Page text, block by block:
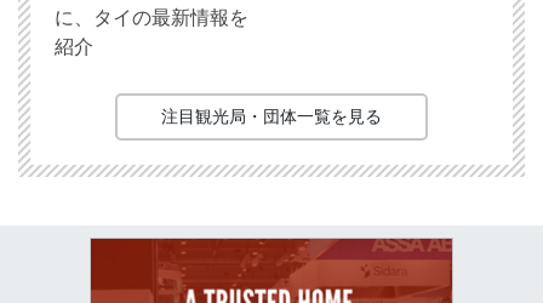
に、タイの最新情報を
紹介
注目観光局・団体一覧を見る